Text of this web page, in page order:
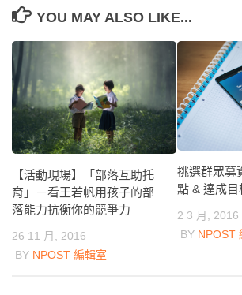
YOU MAY ALSO LIKE...
【活動現場】「部落互助托
育」－看王若帆用孩子的部
落能力抗衡你的競爭力
26 11 月, 2016
BY NPOST 編輯室
挑選群眾募
點 & 達成
2 3 月, 2016
BY NPOST